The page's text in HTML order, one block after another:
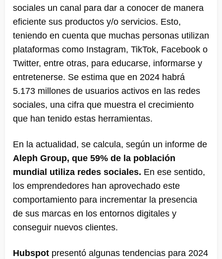
sociales un canal para dar a conocer de manera
eficiente sus productos y/o servicios. Esto,
teniendo en cuenta que muchas personas utilizan
plataformas como Instagram, TikTok, Facebook o
Twitter, entre otras, para educarse, informarse y
entretenerse. Se estima que en 2024 habrá
5.173 millones de usuarios activos en las redes
sociales, una cifra que muestra el crecimiento
que han tenido estas herramientas.
En la actualidad, se calcula, según un informe de
Aleph Group, que 59% de la población
mundial utiliza redes sociales. En ese sentido,
los emprendedores han aprovechado este
comportamiento para incrementar la presencia
de sus marcas en los entornos digitales y
conseguir nuevos clientes.
Hubspot presentó algunas tendencias para 2024